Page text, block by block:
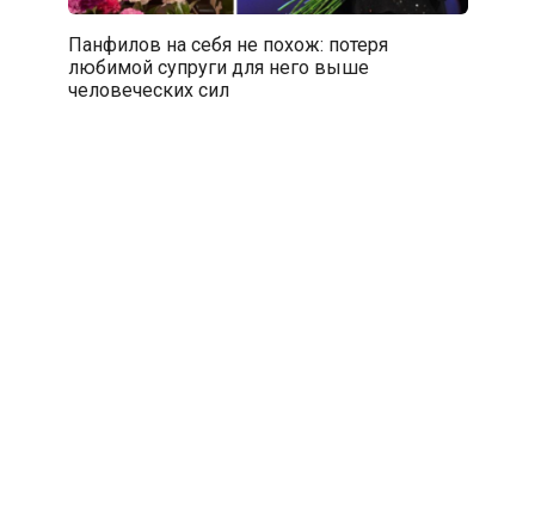
Панфилов на себя не похож: потеря
любимой супруги для него выше
человеческих сил